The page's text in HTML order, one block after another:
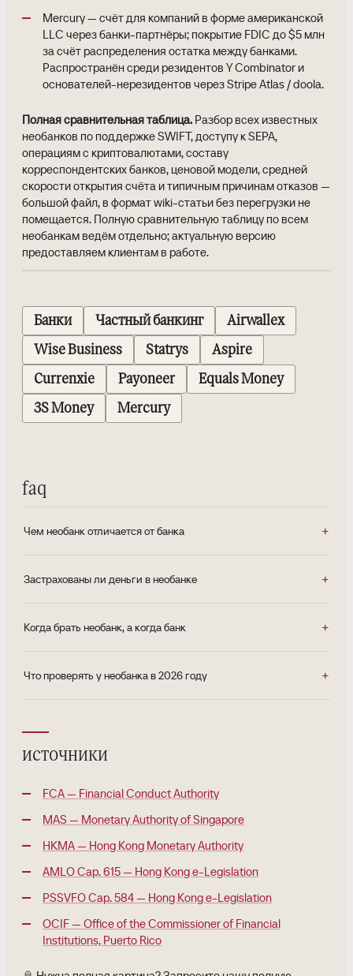
Mercury — счёт для компаний в форме американской
LLC через банки-партнёры; покрытие FDIC до $5 млн
за счёт распределения остатка между банками.
Распространён среди резидентов Y Combinator и
основателей-нерезидентов через Stripe Atlas / doola.
Полная сравнительная таблица. Разбор всех известных
необанков по поддержке SWIFT, доступу к SEPA,
операциям с криптовалютами, составу
корреспондентских банков, ценовой модели, средней
скорости открытия счёта и типичным причинам отказов —
большой файл, в формат wiki-статьи без перегрузки не
помещается. Полную сравнительную таблицу по всем
необанкам ведём отдельно; актуальную версию
предоставляем клиентам в работе.
Банки Частный банкинг Airwallex
Wise Business Statrys Aspire
Currenxie Payoneer Equals Money
3S Money Mercury
faq
Чем необанк отличается от банка
Застрахованы ли деньги в необанке
Когда брать необанк, а когда банк
Что проверять у необанка в 2026 году
источники
FCA — Financial Conduct Authority
MAS — Monetary Authority of Singapore
HKMA — Hong Kong Monetary Authority
AMLO Cap. 615 — Hong Kong e-Legislation
PSSVFO Cap. 584 — Hong Kong e-Legislation
OCIF — Office of the Commissioner of Financial
Institutions, Puerto Rico